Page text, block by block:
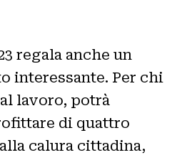
regala anche un
interessante. Per chi
lavoro, potrà
di quattro
calura cittadina,